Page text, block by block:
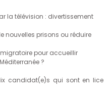
la télévision : divertissement
nouvelles prisons ou réduire
migratoire pour accueillir
?
candidat(e)s qui sont en lice